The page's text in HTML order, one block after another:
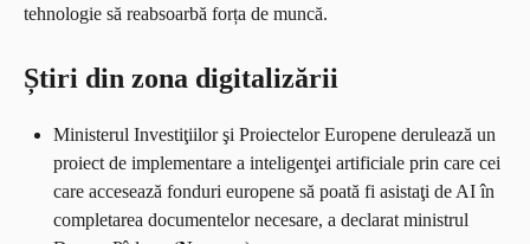
tehnologie să reabsoarbă forța de muncă.
Știri din zona digitalizării
Ministerul Investiţiilor şi Proiectelor Europene derulează un
proiect de implementare a inteligenţei artificiale prin care cei
care accesează fonduri europene să poată fi asistaţi de AI în
completarea documentelor necesare, a declarat ministrul